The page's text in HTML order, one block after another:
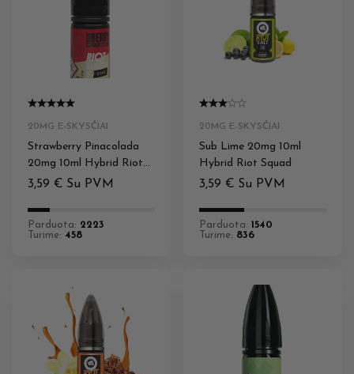
20MG E-SKYSČIAI
Strawberry Pinacolada
20mg 10ml Hybrid Riot
Squad
3,59 € Su PVM
Parduota: 2223
Turime: 458
20MG E-SKYSČIAI
Sub Lime 20mg 10ml
Hybrid Riot Squad
3,59 € Su PVM
Parduota: 1540
Turime: 836